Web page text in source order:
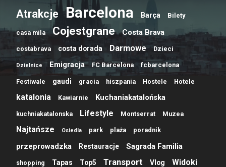
Atrakcje Barcelona Barça Bilety
casa mila Cojestgrane Costa Brava
costabrava costa dorada Darmowe Dzieci
Dzielnice Emigracja FC Barcelona fcbarcelona
Festiwale gaudi gracia hiszpania Hostele Hotele
katalonia Kawiarnie Kuchaniakatalońska
kuchniakatalonska Lifestyle Montserrat Muzea
Najtańsze Osiedla park plaża poradnik
przeprowadzka Restauracje Sagrada Familia
shopping Tapas Top5 Transport Vlog Widoki